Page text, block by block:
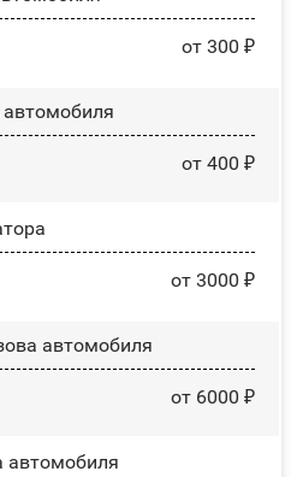
от 300 ₽
от 400 ₽
от 3000 ₽
автомобиля
от 6000 ₽
автомобиля